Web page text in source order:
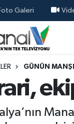
Galeri
GÜNÜN
Durumu ve